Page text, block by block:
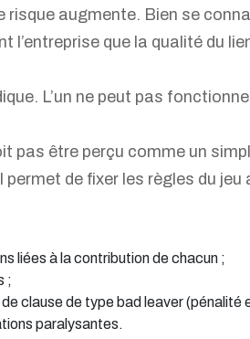
risque augmente. Bien se
que la qualité du
L’un ne peut pas
pas être perçu comme un
de fixer les règles du
liées à la contribution de chacun ;
;
clause de type bad leaver (pénalité
paralysantes.